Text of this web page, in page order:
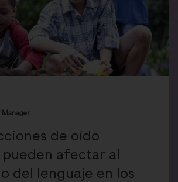
de oído
afectar al
del lenguaje en los